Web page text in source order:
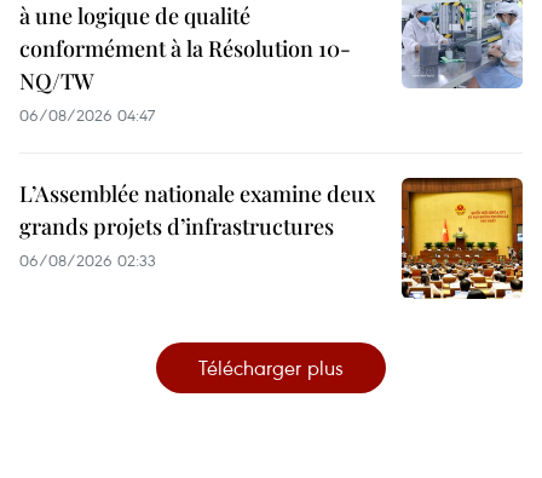
à une logique de qualité
conformément à la Résolution 10-
NQ/TW
06/08/2026 04:47
L’Assemblée nationale examine deux
grands projets d’infrastructures
06/08/2026 02:33
Télécharger plus